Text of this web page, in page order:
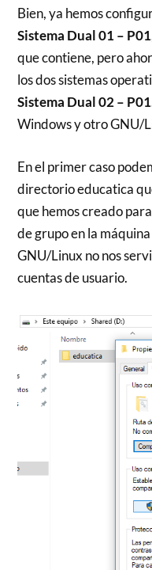
Bien, ya hemos
Sistema Dual 01 – P01
que contiene, pero
los dos sistemas
Sistema Dual 02 – P01
Windows y otro GNU/
En el primer caso
directorio educatica
que hemos creado
de grupo en la
GNU/Linux no nos
cuentas de usuario.